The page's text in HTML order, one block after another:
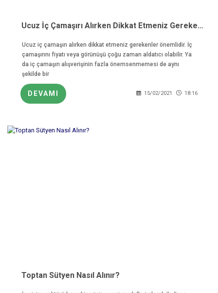
Ucuz İç Çamaşırı Alırken Dikkat Etmeniz Gerekeler
Ucuz iç çamaşırı alırken dikkat etmeniz gerekenler önemlidir. İç
çamaşırını fiyatı veya görünüşü çoğu zaman aldatıcı olabilir. Ya
da iç çamaşırı alışverişinin fazla önemsenmemesi de aynı
şekilde bir
DEVAMI 15/02/2021 18:16
Toptan Sütyen Nasıl Alınır?